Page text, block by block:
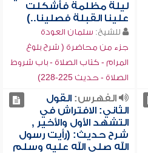
ليلة مظلمة فأشكلت
علينا القبلة فصلينا..)
للشيخ: سلمان العودة
جزء من محاضرة ( شرح بلوغ
المرام - كتاب الصلاة - باب شروط
الصلاة - حديث 225-228)
الفهرس:القول
الثاني: الافتراش في
التشهد الأول والأخير ,
شرح حديث: (رأيت رسول
الله صلى الله عليه وسلم